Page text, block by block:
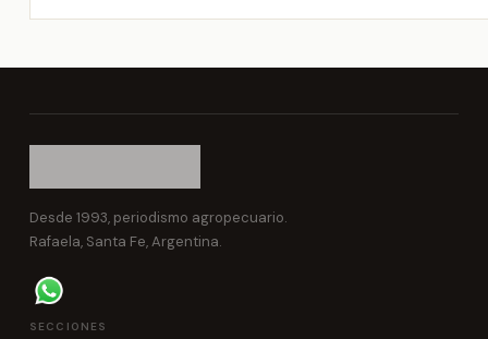
Desde 1993, periodismo agropecuario.
Rafaela, Santa Fe, Argentina.
SECCIONES